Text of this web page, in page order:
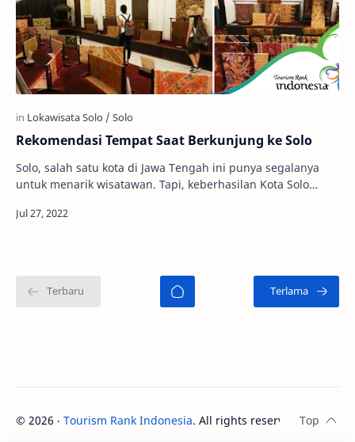
Rekomendasi Tempat Saat Berkunjung ke Solo
Solo, salah satu kota di Jawa Tengah ini punya segalanya
untuk menarik wisatawan. Tapi, keberhasilan Kota Solo
© 2026 ‧ Tourism Rank Indonesia. All rights reserved.